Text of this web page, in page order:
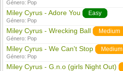
Género: Pop
Miley Cyrus - Adore You Easy
Género: Pop
Miley Cyrus - Wrecking Ball Medium
Género: Pop
Miley Cyrus - We Can't Stop Medium
Género: Pop
Miley Cyrus - G.n.o (girls Night Out)